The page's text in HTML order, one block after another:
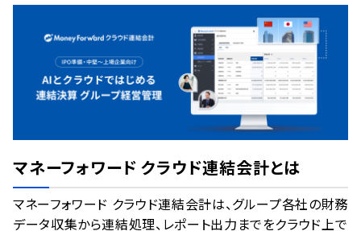
マネーフォワード クラウド連結会計とは
マネーフォワード クラウド連結会計は、グループ各社の財務
データ収集から連結処理、レポート出力までをクラウド上で